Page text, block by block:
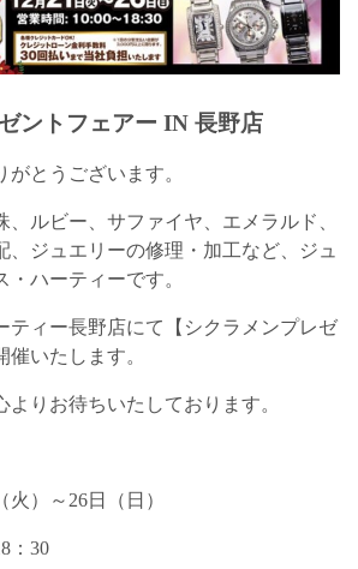
ントフェアー IN 長野店
がとうございます。
、ルビー、サファイヤ、エメラルド、
、ジュエリーの修理・加工など、ジュ
ハーティーです。
ティー長野店にて【シクラメンプレゼ
催いたします。
よりお待ちいたしております。
）～26日（日）
：30